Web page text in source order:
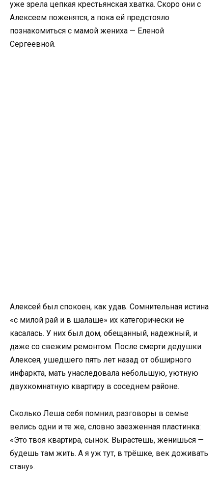
уже зрела цепкая крестьянская хватка. Скоро они с
Алексеем поженятся, а пока ей предстояло
познакомиться с мамой жениха — Еленой
Сергеевной.
Алексей был спокоен, как удав. Сомнительная истина
«с милой рай и в шалаше» их категорически не
касалась. У них был дом, обещанный, надежный, и
даже со свежим ремонтом. После смерти дедушки
Алексея, ушедшего пять лет назад от обширного
инфаркта, мать унаследовала небольшую, уютную
двухкомнатную квартиру в соседнем районе.
Сколько Леша себя помнил, разговоры в семье
велись одни и те же, словно заезженная пластинка:
«Это твоя квартира, сынок. Вырастешь, женишься —
будешь там жить. А я уж тут, в трёшке, век доживать
стану».